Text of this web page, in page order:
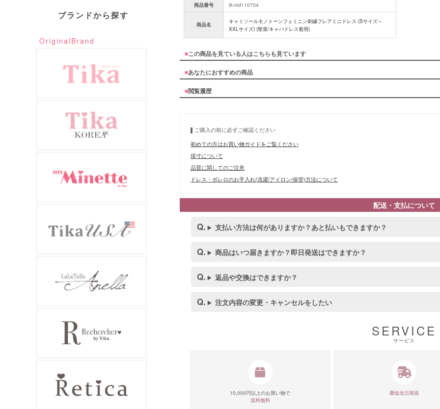
ブランドから探す
OriginalBrand
商品番号
tk-md110704
商品名
キャミソールモノトーンフェミニン刺繍フレアミニドレス (Sサイズ～
XXLサイズ) (聖菜/キャバドレス着用)
■この商品を見ている人はこちらも見ています
■あなたにおすすめの商品
■閲覧履歴
ご購入の前に必ずご確認ください
初めての方はお買い物ガイドをご覧ください
採寸について
品質に関してのご注意
ドレス・ボレロのお手入れ(洗濯/アイロン/保管)方法について
配送・支払について
支払い方法は何がありますか？あと払いもできますか？
商品はいつ届きますか？即日発送はできますか？
返品や交換はできますか？
注文内容の変更・キャンセルをしたい
SERVICE
サービス
10,000円以上のお買い物で
送料無料
最短当日発送